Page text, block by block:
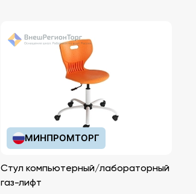
МИНПРОМТОРГ
Стул компьютерный/лабораторный
газ-лифт